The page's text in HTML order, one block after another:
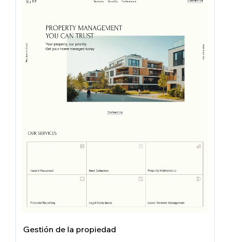
Gestión de la propiedad